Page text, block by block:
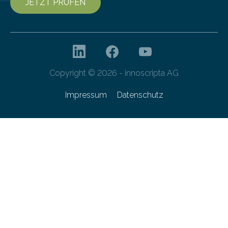
JETZT PRÜFEN
Copyright © 2026 - innoscripta AG
Impressum Datenschutz